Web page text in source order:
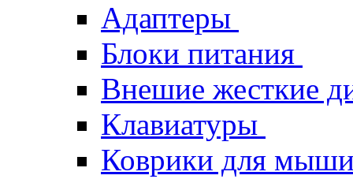
Адаптеры
Блоки питания
Внешие жесткие
Клавиатуры
Коврики для